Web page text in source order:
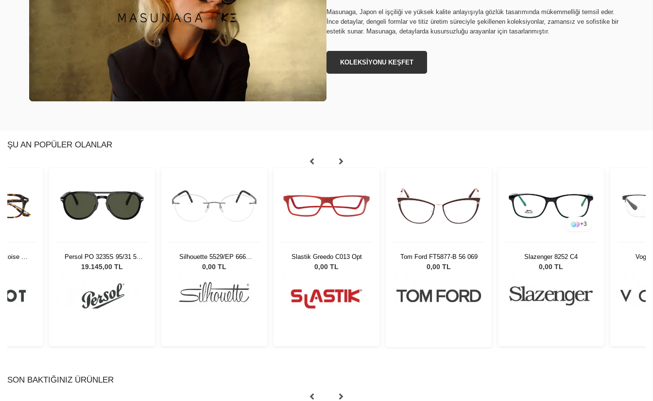
Masunaga, Japon el işçiliği ve yüksek kalite anlayışıyla gözlük tasarımında mükemmelliği temsil eder.
İnce detaylar, dengeli formlar ve titiz üretim süreciyle şekillenen koleksiyonlar, zamansız ve sofistike bir
estetik sunar. Masunaga, detaylarda kusursuzluğu arayanlar için tasarlanmıştır.
KOLEKSİYONU KEŞFET
ŞU AN POPÜLER OLANLAR
52
Persol PO 3235S 95/31 55
Unisex Güneş Gözlüğü
19.145,00 TL
Silhouette 5529/EP 6660
48/20
0,00 TL
Slastik Greedo C013 Opt
0,00 TL
Tom Ford FT5877-B 56 069
0,00 TL
+3
Slazenger 8252 C4
0,00 TL
SON BAKTIĞINIZ ÜRÜNLER